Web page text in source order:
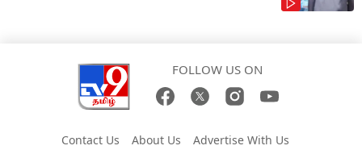
FOLLOW US ON
Contact Us About Us Advertise With Us